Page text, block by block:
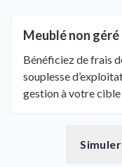
Meublé non
Bénéficiez de frais
souplesse
gestion à votre